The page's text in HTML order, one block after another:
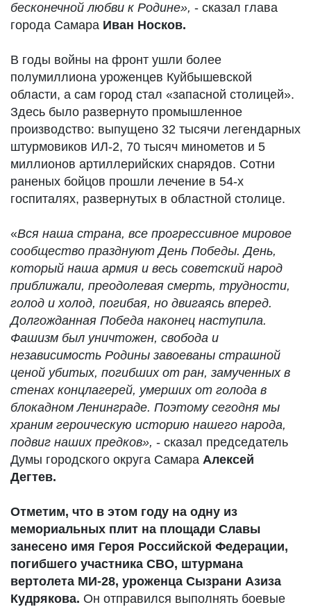
бесконечной любви к Родине», - сказал глава
города Самара Иван Носков.
В годы войны на фронт ушли более
полумиллиона уроженцев Куйбышевской
области, а сам город стал «запасной столицей».
Здесь было развернуто промышленное
производство: выпущено 32 тысячи легендарных
штурмовиков ИЛ-2, 70 тысяч минометов и 5
миллионов артиллерийских снарядов. Сотни
раненых бойцов прошли лечение в 54-х
госпиталях, развернутых в областной столице.
«Вся наша страна, все прогрессивное мировое
сообщество празднуют День Победы. День,
который наша армия и весь советский народ
приближали, преодолевая смерть, трудности,
голод и холод, погибая, но двигаясь вперед.
Долгожданная Победа наконец наступила.
Фашизм был уничтожен, свобода и
независимость Родины завоеваны страшной
ценой убитых, погибших от ран, замученных в
стенах концлагерей, умерших от голода в
блокадном Ленинграде. Поэтому сегодня мы
храним героическую историю нашего народа,
подвиг наших предков», - сказал председатель
Думы городского округа Самара Алексей
Дегтев.
Отметим, что в этом году на одну из
мемориальных плит на площади Славы
занесено имя Героя Российской Федерации,
погибшего участника СВО, штурмана
вертолета МИ-28, уроженца Сызрани Азиза
Кудрякова. Он отправился выполнять боевые